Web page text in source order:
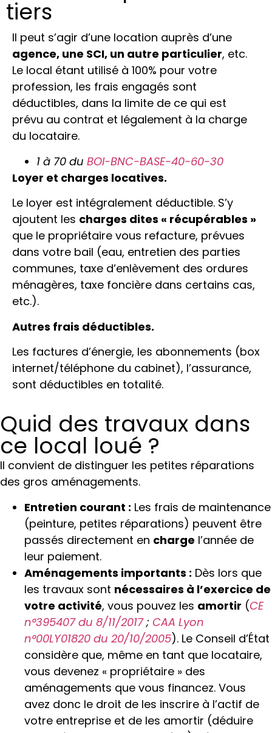
tiers
Il peut s’agir d’une location auprès d’une
agence, une SCI, un autre particulier, etc.
Le local étant utilisé à 100% pour votre
profession, les frais engagés sont
déductibles, dans la limite de ce qui est
prévu au contrat et légalement à la charge
du locataire.
1 à 70 du BOI-BNC-BASE-40-60-30
Loyer et charges locatives.
Le loyer est intégralement déductible. S’y
ajoutent les charges dites « récupérables »
que le propriétaire vous refacture, prévues
dans votre bail (eau, entretien des parties
communes, taxe d’enlèvement des ordures
ménagères, taxe foncière dans certains cas,
etc.).
Autres frais déductibles.
Les factures d’énergie, les abonnements (box
internet/téléphone du cabinet), l’assurance,
sont déductibles en totalité.
Quid des travaux dans
ce local loué ?
Il convient de distinguer les petites réparations
des gros aménagements.
Entretien courant : Les frais de maintenance
(peinture, petites réparations) peuvent être
passés directement en charge l’année de
leur paiement.
Aménagements importants : Dès lors que
les travaux sont nécessaires à l’exercice de
votre activité, vous pouvez les amortir (CE
n°395407 du 8/11/2017; CAA Lyon
n°00LY01820 du 20/10/2005). Le Conseil d’État
considère que, même en tant que locataire,
vous devenez « propriétaire » des
aménagements que vous financez. Vous
avez donc le droit de les inscrire à l’actif de
votre entreprise et de les amortir (déduire